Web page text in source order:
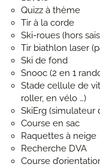
Quizz à thème
Tir à la corde
Ski-roues (hors
Tir biathlon laser
Ski de fond
Snooc (2 en 1
Stade cellule de
roller, en vélo …)
SkiErg (simulateur
Course en sac
Raquettes à neige
Recherche DVA
Course